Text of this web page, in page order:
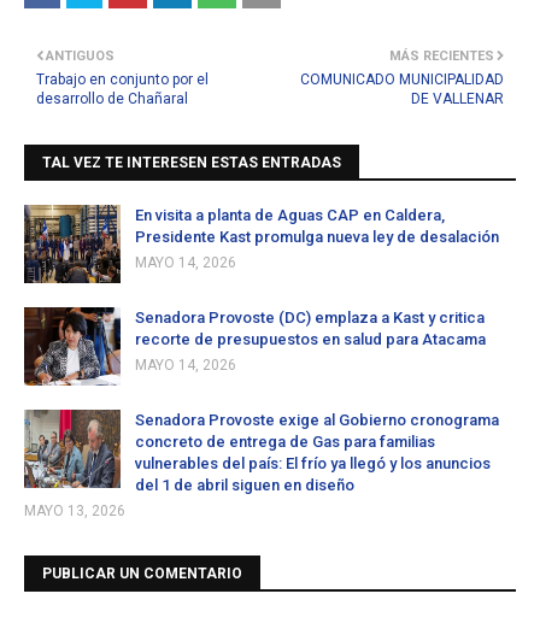
MÁS RECIENTES
COMUNICADO MUNICIPALIDAD
DE VALLENAR
ANTIGUOS
Trabajo en conjunto por el
desarrollo de Chañaral
TAL VEZ TE INTERESEN ESTAS ENTRADAS
En visita a planta de Aguas CAP en Caldera,
Presidente Kast promulga nueva ley de desalación
MAYO 14, 2026
Senadora Provoste (DC) emplaza a Kast y critica
recorte de presupuestos en salud para Atacama
MAYO 14, 2026
Senadora Provoste exige al Gobierno cronograma
concreto de entrega de Gas para familias
vulnerables del país: El frío ya llegó y los anuncios
del 1 de abril siguen en diseño
MAYO 13, 2026
PUBLICAR UN COMENTARIO